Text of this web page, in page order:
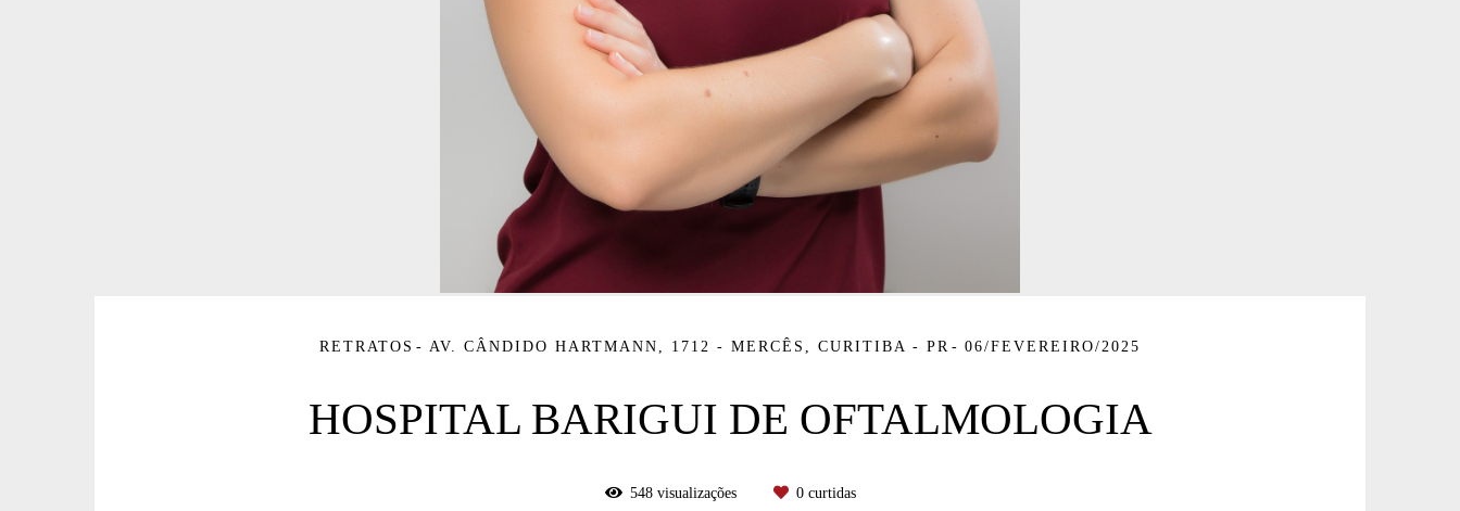
RETRATOS AV. CÂNDIDO HARTMANN, 1712 - MERCÊS, CURITIBA - PR 06/FEVEREIRO/2025
HOSPITAL BARIGUI DE OFTALMOLOGIA
548visualizações 0curtidas